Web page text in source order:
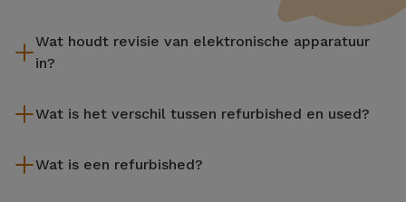
Wat houdt revisie van elektronische apparatuur
in?
reiniging, en niet te vergeten het repareren van elk defect
apparatuur die door Services wordt gereviseerd,
Wat is het verschil tussen refurbished en used?
getest en voorbereid door gespecialiseerde technici om hun
Wat is een refurbished?